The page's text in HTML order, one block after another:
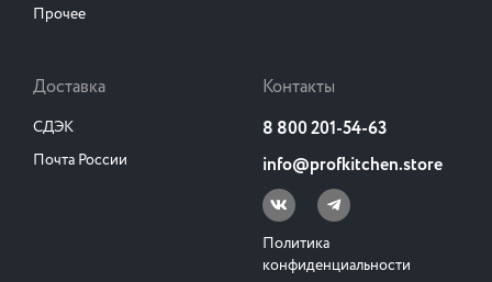
Прочее
Доставка
СДЭК
Почта России
Контакты
8 800 201-54-63
info@profkitchen.store
Политика
конфиденциальности